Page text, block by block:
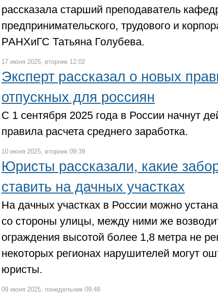
рассказала старший преподаватель
предпринимательского, трудового и
РАНХиГС Татьяна Голубева.
17 июня 2025, вторник 12:02
Эксперт рассказал о новых
отпускных для россиян
С 1 сентября 2025 года в России начнут
правила расчета среднего заработка.
10 июня 2025, вторник 09:39
Юристы рассказали, какие
ставить на дачных участках
На дачных участках в России можно
со стороны улицы, между ними же
ограждения высотой более 1,8 метра не
некоторых регионах нарушителей могут
юристы.
09 июня 2025, понедельник 09:48